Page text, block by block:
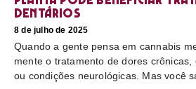
dentários
8 de julho de 2025
Quando a gente pensa em cannabis
mente o tratamento de dores crônicas,
ou condições neurológicas. Mas você